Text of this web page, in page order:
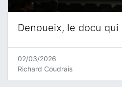
Denoueix, le docu qui
02/03/2026
Richard Coudrais